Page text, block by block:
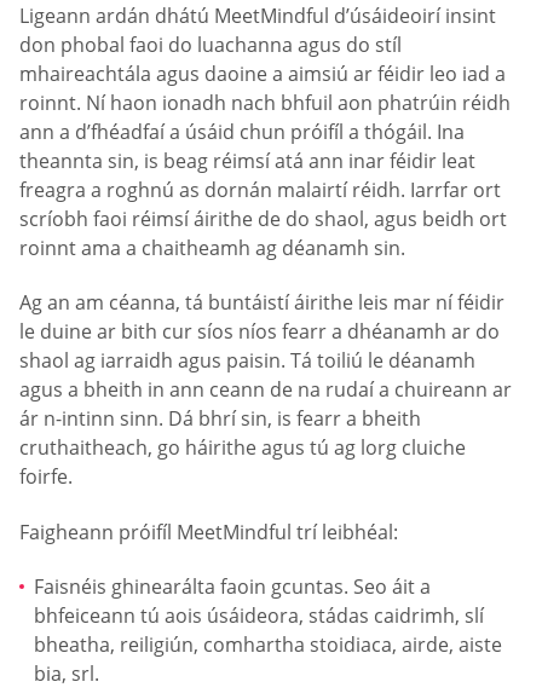
Ligeann ardán dhátú MeetMindful d’úsáideoirí insint
don phobal faoi do luachanna agus do stíl
mhaireachtála agus daoine a aimsiú ar féidir leo iad a
roinnt. Ní haon ionadh nach bhfuil aon phatrúin réidh
ann a d’fhéadfaí a úsáid chun próifíl a thógáil. Ina
theannta sin, is beag réimsí atá ann inar féidir leat
freagra a roghnú as dornán malairtí réidh. Iarrfar ort
scríobh faoi réimsí áirithe de do shaol, agus beidh ort
roinnt ama a chaitheamh ag déanamh sin.
Ag an am céanna, tá buntáistí áirithe leis mar ní féidir
le duine ar bith cur síos níos fearr a dhéanamh ar do
shaol ag iarraidh agus paisin. Tá toiliú le déanamh
agus a bheith in ann ceann de na rudaí a chuireann ar
ár n-intinn sinn. Dá bhrí sin, is fearr a bheith
cruthaitheach, go háirithe agus tú ag lorg cluiche
foirfe.
Faigheann próifíl MeetMindful trí leibhéal:
Faisnéis ghinearálta faoin gcuntas. Seo áit a
bhfeiceann tú aois úsáideora, stádas caidrimh, slí
bheatha, reiligiún, comhartha stoidiaca, airde, aiste
bia, srl.